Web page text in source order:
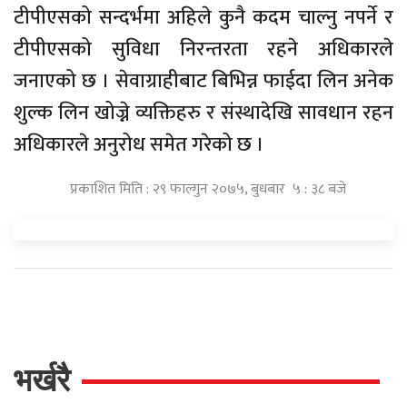
टीपीएसको सन्दर्भमा अहिले कुनै कदम चाल्नु नपर्ने र
टीपीएसको सुविधा निरन्तरता रहने अधिकारले
जनाएको छ । सेवाग्राहीबाट बिभिन्न फाईदा लिन अनेक
शुल्क लिन खोज्ने व्यक्तिहरु र संस्थादेखि सावधान रहन
अधिकारले अनुरोध समेत गरेको छ ।
प्रकाशित मिति : २९ फाल्गुन २०७५, बुधबार ५ : ३८ बजे
भर्खरै